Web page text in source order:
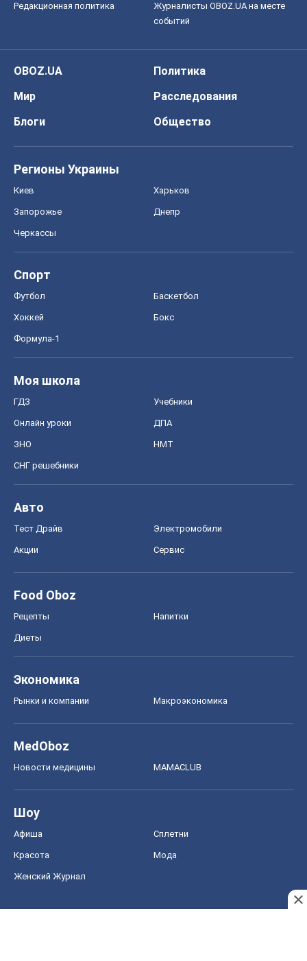
Редакционная политика
Журналисты OBOZ.UA на месте
событий
OBOZ.UA
Политика
Мир
Расследования
Блоги
Общество
Регионы Украины
Киев Харьков
Запорожье Днепр
Черкассы
Спорт
Футбол Баскетбол
Хоккей Бокс
Формула-1
Моя школа
ГДЗ Учебники
Онлайн уроки ДПА
ЗНО НМТ
СНГ решебники
Авто
Тест Драйв Электромобили
Акции Сервис
Food Oboz
Рецепты Напитки
Диеты
Экономика
Рынки и компании Mакроэкономика
MedOboz
Новости медицины MAMACLUB
Шоу
Афиша Сплетни
Красота Мода
Женский Журнал